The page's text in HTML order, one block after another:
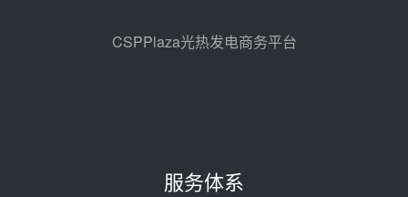
格局
昨天 08-05 09:11
锅中标格尔木项目蒸汽发生系统
CSPPlaza光热发电商务平台
服务体系